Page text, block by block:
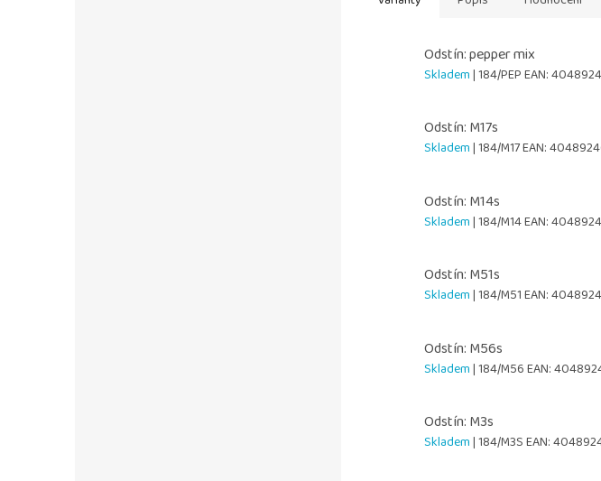
Odstín: pepper mix
Skladem| 184/PEPEAN:
Odstín: M17s
Skladem| 184/M17EAN:
Odstín: M14s
Skladem| 184/M14EAN:
Odstín: M51s
Skladem| 184/M51EAN:
Odstín: M56s
Skladem| 184/M56EAN:
Odstín: M3s
Skladem| 184/M3SEAN: